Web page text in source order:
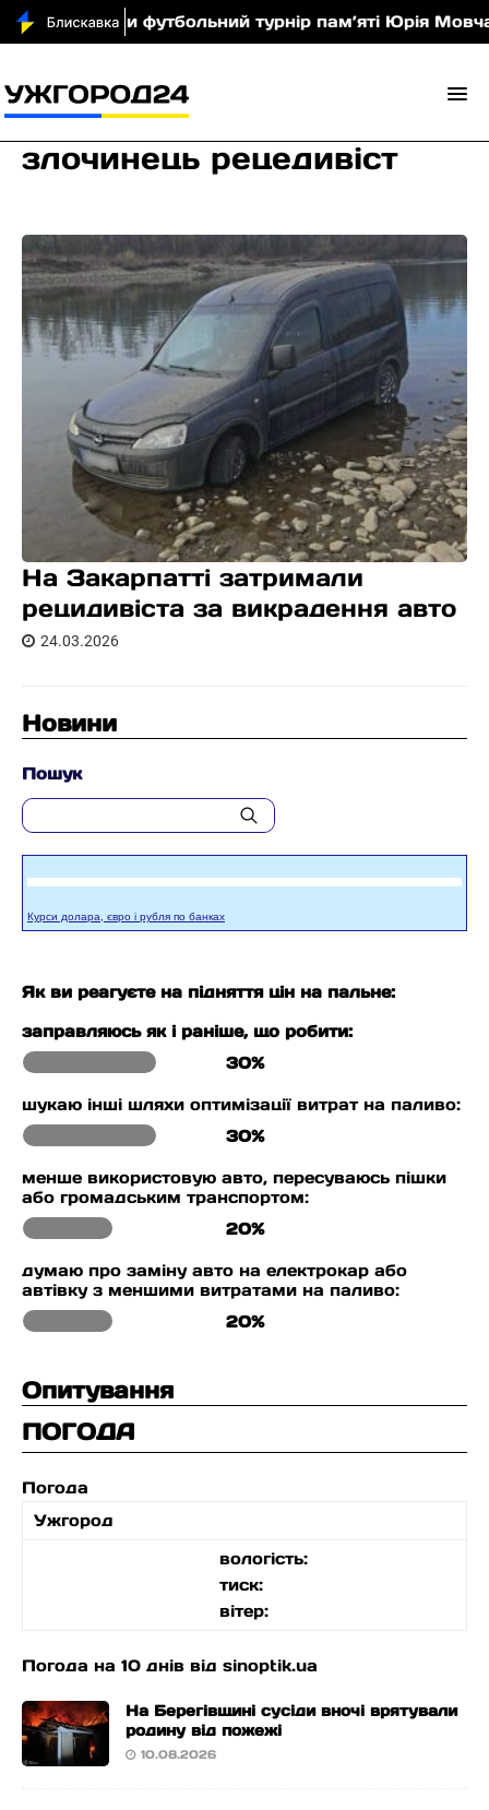
провели футбольний турнір пам’яті Юрія Мовчана
злочинець рецедивіст
На Закарпатті затримали
рецидивіста за викрадення авто
24.03.2026
Новини
Пошук
Курси долара, євро і рубля по банках
Як ви реагуєте на підняття цін на пальне:
заправляюсь як і раніше, що робити:
30%
шукаю інші шляхи оптимізації витрат на паливо:
30%
менше використовую авто, пересуваюсь пішки
або громадським транспортом:
20%
думаю про заміну авто на електрокар або
автівку з меншими витратами на паливо:
20%
Опитування
ПОГОДА
Погода
Ужгород
вологість:
тиск:
вітер:
Погода на 10 днів від sinoptik.ua
На Берегівщині сусіди вночі врятували
родину від пожежі
10.08.2026